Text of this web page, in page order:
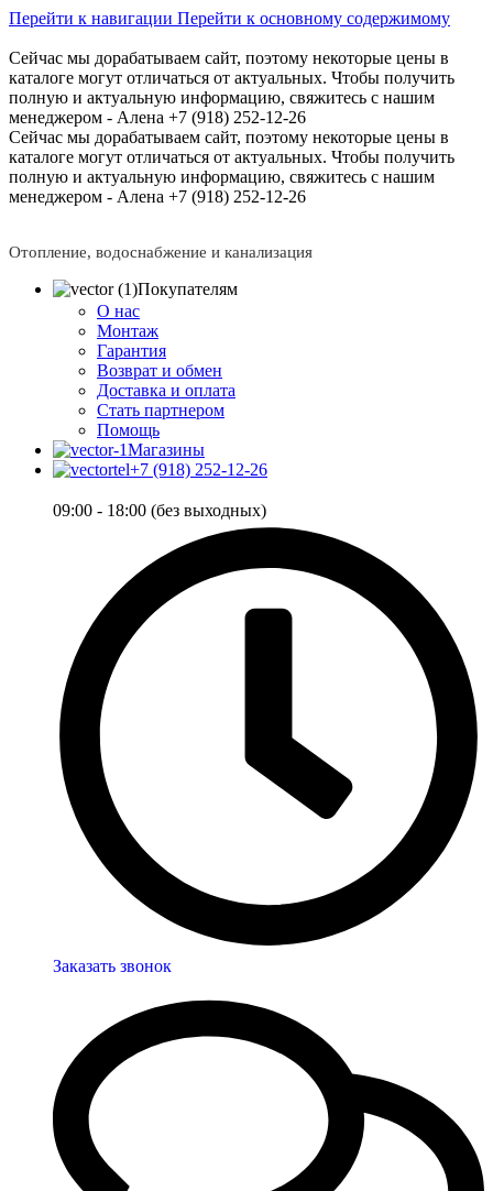
Перейти к навигации Перейти к основному содержимому
Сейчас мы дорабатываем сайт, поэтому некоторые цены в
каталоге могут отличаться от актуальных. Чтобы получить
полную и актуальную информацию, свяжитесь с нашим
менеджером - Алена +7 (918) 252-12-26
Сейчас мы дорабатываем сайт, поэтому некоторые цены в
каталоге могут отличаться от актуальных. Чтобы получить
полную и актуальную информацию, свяжитесь с нашим
менеджером - Алена +7 (918) 252-12-26
Отопление, водоснабжение и канализация
Покупателям
О нас
Монтаж
Гарантия
Возврат и обмен
Доставка и оплата
Стать партнером
Помощь
Магазины
+7 (918) 252-12-26
09:00 - 18:00 (без выходных)
Заказать звонок